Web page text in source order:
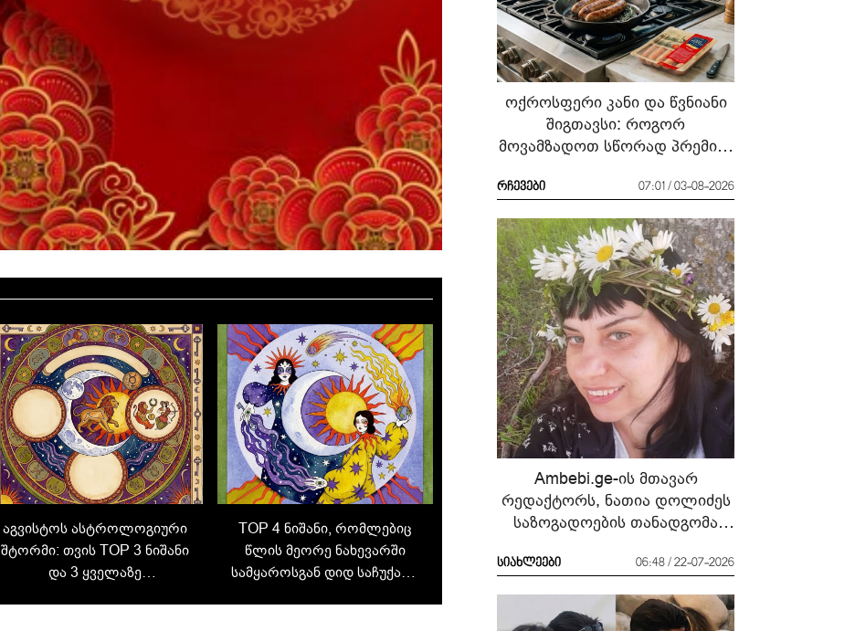
აგვისტოს ასტროლოგიური
შტორმი: თვის TOP 3 ნიშანი
და 3 ყველაზე
TOP 4 ნიშანი, რომლებიც
წლის მეორე ნახევარში
სამყაროსგან დიდ საჩუქარს
ოქროსფერი კანი და წვნიანი
შიგთავსი: როგორ
მოვამზადოთ სწორად პრემიუმ
„შეფმაისტერის“
რჩევები 07:01 / 03-08-2026
Ambebi.ge-ის მთავარ
რედაქტორს, ნათია დოლიძეს
საზოგადოების თანადგომა
სიახლეები 06:48 / 22-07-2026